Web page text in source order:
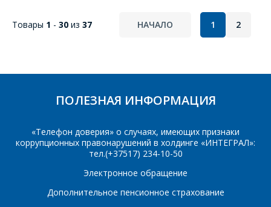
Товары 1 - 30 из 37 НАЧАЛО 1 2
ПОЛЕЗНАЯ ИНФОРМАЦИЯ
«Телефон доверия» о случаях, имеющих признаки
коррупционных правонарушений в холдинге «ИНТЕГРАЛ»:
тел.(+37517) 234-10-50
Электронное обращение
Дополнительное пенсионное страхование